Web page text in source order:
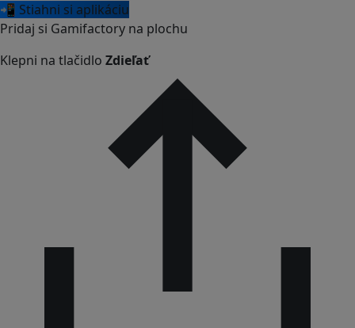
📲 Stiahni si aplikáciu
Pridaj si Gamifactory na plochu
Klepni na tlačidlo Zdieľať